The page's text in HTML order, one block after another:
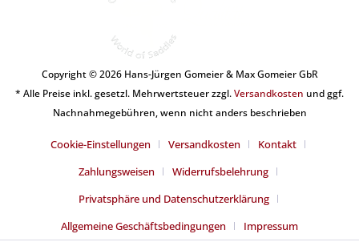
Copyright © 2026 Hans-Jürgen Gomeier & Max Gomeier GbR
* Alle Preise inkl. gesetzl. Mehrwertsteuer zzgl.Versandkosten und ggf.
Nachnahmegebühren, wenn nicht anders beschrieben
Cookie-Einstellungen Versandkosten
Kontakt
Zahlungsweisen
Widerrufsbelehrung
Privatsphäre und Datenschutzerklärung
Allgemeine Geschäftsbedingungen
Impressum